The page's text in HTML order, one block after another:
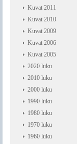
Kuvat 2011
Kuvat 2010
Kuvat 2009
Kuvat 2006
Kuvat 2005
2020 luku
2010 luku
2000 luku
1990 luku
1980 luku
1970 luku
1960 luku